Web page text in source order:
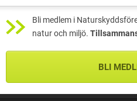
Bli medlem i
natur och miljö.
BLI